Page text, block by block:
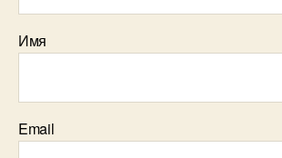
Имя
Email